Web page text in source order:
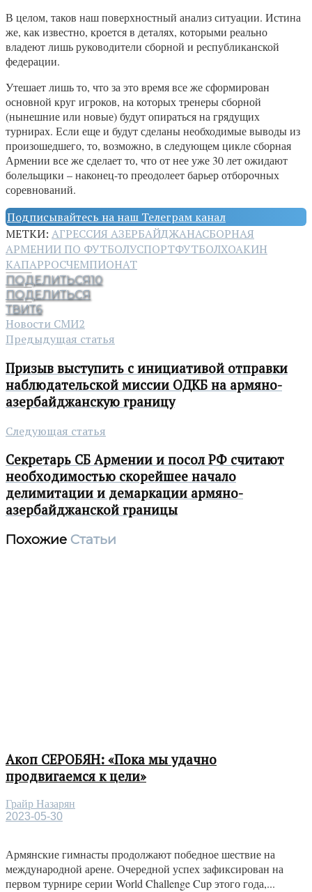
В целом, таков наш поверхностный анализ ситуации. Истина
же, как известно, кроется в деталях, которыми реально
владеют лишь руководители сборной и республиканской
федерации.
Утешает лишь то, что за это время все же сформирован
основной круг игроков, на которых тренеры сборной
(нынешние или новые) будут опираться на грядущих
турнирах. Если еще и будут сделаны необходимые выводы из
произошедшего, то, возможно, в следующем цикле сборная
Армении все же сделает то, что от нее уже 30 лет ожидают
болельщики – наконец-то преодолеет барьер отборочных
соревнований.
Подписывайтесь на наш Телеграм канал
МЕТКИ: АГРЕССИЯ АЗЕРБАЙДЖАНАСБОРНАЯ
АРМЕНИИ ПО ФУТБОЛУСПОРТФУТБОЛХОАКИН
КАПАРРОСЧЕМПИОНАТ
ПОДЕЛИТЬСЯ10
ПОДЕЛИТЬСЯ
ТВИТ6
Новости СМИ2
Предыдущая статья
Призыв выступить с инициативой отправки
наблюдательской миссии ОДКБ на армяно-
азербайджанскую границу
Следующая статья
Секретарь СБ Армении и посол РФ считают
необходимостью скорейшее начало
делимитации и демаркации армяно-
азербайджанской границы
Похожие Статьи
Акоп СЕРОБЯН: «Пока мы удачно
продвигаемся к цели»
Грайр Назарян
2023-05-30
Армянские гимнасты продолжают победное шествие на
международной арене. Очередной успех зафиксирован на
первом турнире серии World Challenge Cup этого года,...